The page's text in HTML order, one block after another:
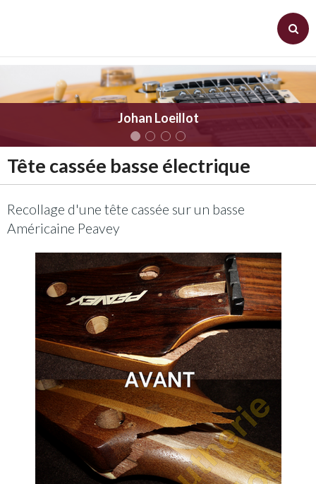
Actualités
Galerie vidéos
Contact - Plan d'accès
Rendez-vous
Boutique
Johan Loeillot
Tête cassée basse électrique
Recollage d'une tête cassée sur un basse
Américaine Peavey